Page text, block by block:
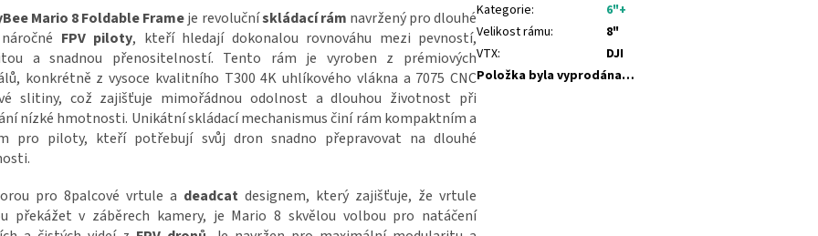
Mario 8 Foldable Frameje revolučnískládací rám navržený pro dlouhé
FPV piloty, kteří hledají dokonalou rovnováhu mezi pevností,
a snadnou přenositelností. Tento rám je vyroben z prémiových
konkrétně z vysoce kvalitního T300 4K uhlíkového vlákna a 7075 CNC
slitiny, což zajišťuje mimořádnou odolnost a dlouhou životnost při
nízké hmotnosti. Unikátní skládací mechanismus činí rám kompaktním a
pro piloty, kteří potřebují svůj dron snadno přepravovat na dlouhé
pro 8palcové vrtule a deadcat designem, který zajišťuje, že vrtule
překážet v záběrech kamery, je Mario 8 skvělou volbou pro natáčení
Kategorie:
6"+
Velikost rámu:
8"
VTX:
DJI
Položka byla vyprodána…